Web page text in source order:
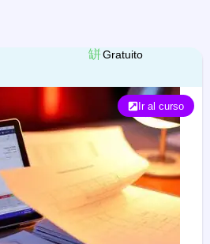
Gratuito
Ir al curso